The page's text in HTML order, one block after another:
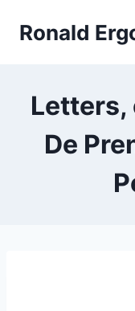
naarRonald
Letters,
De